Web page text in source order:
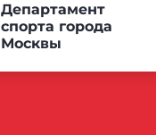
Департамент
спорта города
Москвы